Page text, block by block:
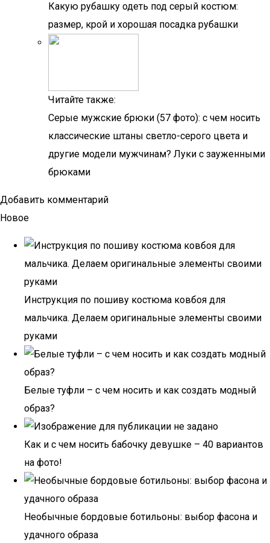
Какую рубашку одеть под серый костюм:
размер, крой и хорошая посадка рубашки
Читайте также:
Серые мужские брюки (57 фото): с чем носить
классические штаны светло-серого цвета и
другие модели мужчинам? Луки с зауженными
брюками
Добавить комментарий
Новое
Инструкция по пошиву костюма ковбоя для
мальчика. Делаем оригинальные элементы своими
руками
Белые туфли – с чем носить и как создать модный
образ?
Как и с чем носить бабочку девушке – 40 вариантов
на фото!
Необычные бордовые ботильоны: выбор фасона и
удачного образа